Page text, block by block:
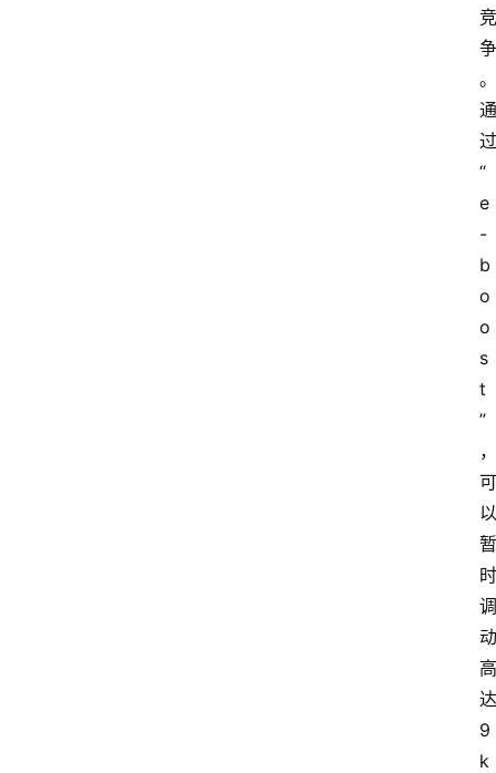
竞
争
。
通
过
“
e
-
b
o
o
s
t
”
，
可
以
暂
时
调
动
高
达
9
k